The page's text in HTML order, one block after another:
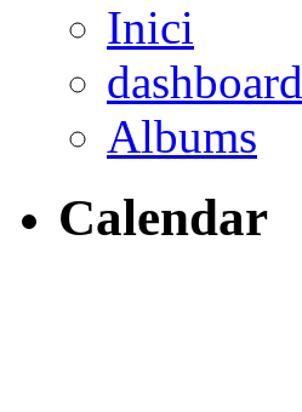
Inici
dashboard
Albums
Calendar